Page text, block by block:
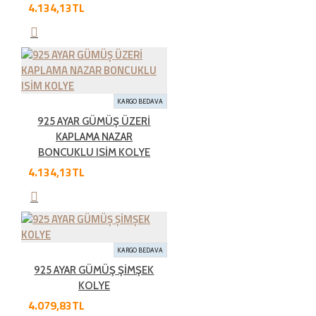
kargo müşteriye aittir
İade şartları nelerdir?
İade etmek üzere gönderdiğiniz ürünlerde tam olması
gereken öğeleri aşağıda bulabilirsiniz. Bunlardan herhangi
birinin eksik olması durumunda ürün iadesi kabul
edilmemektedir.
• Ürünün faturası
• 7 günlük süre içerisinde iade edilecek ürünlerin kutusu,
ambalajı, varsa standart aksesuarları ile birlikte eksiksiz
ve hasarsız olarak teslim edilmesi gerekmektedir.
4.134,13TL
KARGO BEDAVA
925 AYAR GÜMÜŞ ÜZERİ
KAPLAMA NAZAR
BONCUKLU ISİM KOLYE
4.134,13TL
KARGO BEDAVA
925 AYAR GÜMÜŞ ŞİMŞEK
KOLYE
4.079,83TL